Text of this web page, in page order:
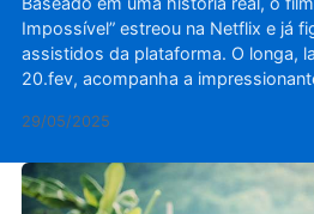
Impossível” estreou na Netflix e já
assistidos da plataforma. O longa,
20.fev, acompanha a
29/05/2025